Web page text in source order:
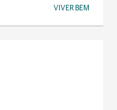
VIVER BEM